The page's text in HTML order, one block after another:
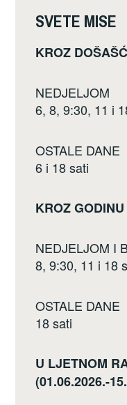
o
k
SVETE MISE
KROZ
NEDJELJOM
6, 8, 9:30, 11 i
OSTALE DANE
6 i 18 sati
KROZ GODINU
NEDJELJOM I
8, 9:30, 11 i 18
OSTALE DANE
18 sati
U LJETNOM
(01.06.2026.-